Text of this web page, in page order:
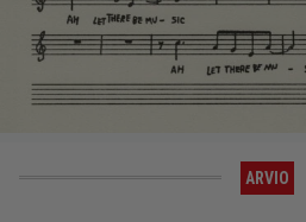
ARVIO